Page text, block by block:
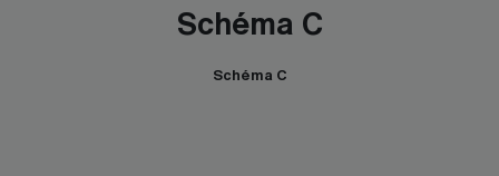
Schéma C
Schéma C